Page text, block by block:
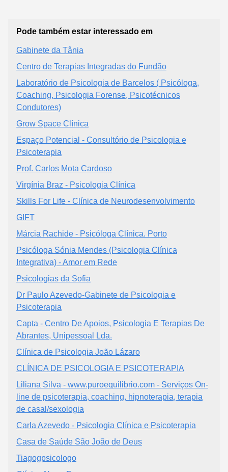
Pode também estar interessado em
Gabinete da Tânia
Centro de Terapias Integradas do Fundão
Laboratório de Psicologia de Barcelos ( Psicóloga,
Coaching, Psicologia Forense, Psicotécnicos
Condutores)
Grow Space Clínica
Espaço Potencial - Consultório de Psicologia e
Psicoterapia
Prof. Carlos Mota Cardoso
Virgínia Braz - Psicologia Clínica
Skills For Life - Clínica de Neurodesenvolvimento
GIFT
Márcia Rachide - Psicóloga Clínica. Porto
Psicóloga Sónia Mendes (Psicologia Clínica
Integrativa) - Amor em Rede
Psicologias da Sofia
Dr Paulo Azevedo-Gabinete de Psicologia e
Psicoterapia
Capta - Centro De Apoios, Psicologia E Terapias De
Abrantes, Unipessoal Lda.
Clínica de Psicologia João Lázaro
CLÍNICA DE PSICOLOGIA E PSICOTERAPIA
Liliana Silva - www.puroequilibrio.com - Serviços On-
line de psicoterapia, coaching, hipnoterapia, terapia
de casal/sexologia
Carla Azevedo - Psicologia Clínica e Psicoterapia
Casa de Saúde São João de Deus
Tiagogpsicologo